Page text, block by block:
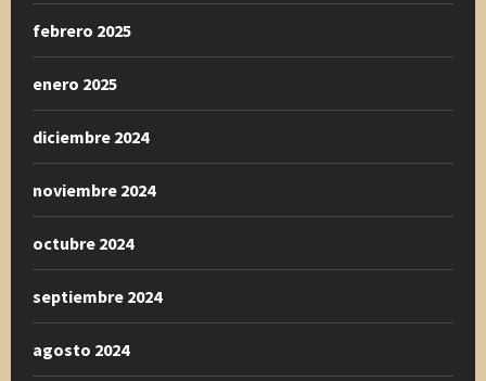
febrero 2025
enero 2025
diciembre 2024
noviembre 2024
octubre 2024
septiembre 2024
agosto 2024